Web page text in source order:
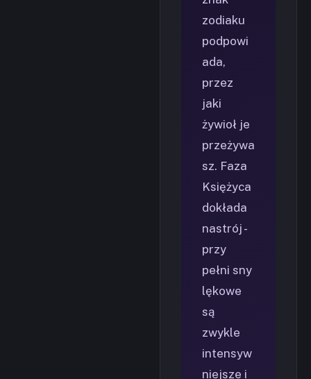
zodiaku
podpowi
ada,
przez
jaki
żywioł je
przeżywa
sz. Faza
Księżyca
dokłada
nastrój -
przy
pełni sny
lękowe
są
zwykle
intensyw
niejsze i